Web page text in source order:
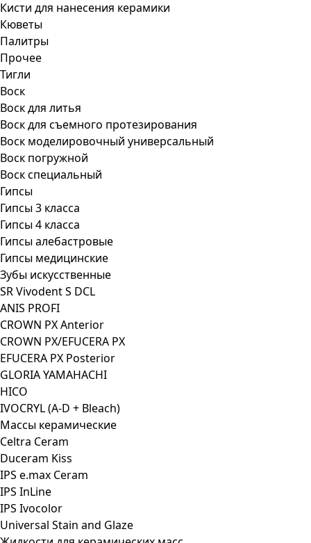
Кисти для нанесения керамики
Кюветы
Палитры
Прочее
Тигли
Воск
Воск для литья
Воск для съемного протезирования
Воск моделировочный универсальный
Воск погружной
Воск специальный
Гипсы
Гипсы 3 класса
Гипсы 4 класса
Гипсы алебастровые
Гипсы медицинские
Зубы искусственные
SR Vivodent S DCL
ANIS PROFI
CROWN PX Anterior
CROWN PX/EFUCERA PX
EFUCERA PX Posterior
GLORIA YAMAHACHI
HICO
IVOCRYL (A-D + Bleach)
Массы керамические
Celtra Ceram
Duceram Kiss
IPS e.max Ceram
IPS InLine
IPS Ivocolor
Universal Stain and Glaze